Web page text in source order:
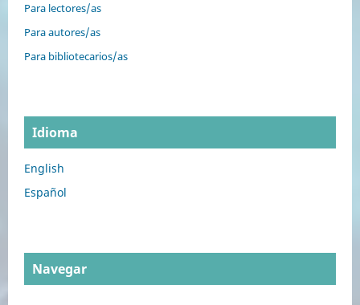
Para lectores/as
Para autores/as
Para bibliotecarios/as
Idioma
English
Español
Navegar